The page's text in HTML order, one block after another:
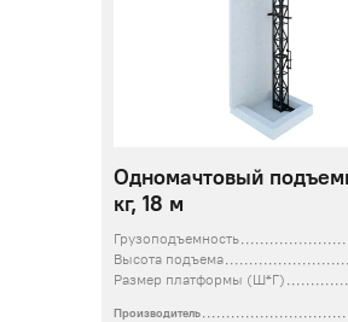
Одномачтовый
кг, 18 м
Грузоподъемность
Высота подъема
Размер платформы (Ш*Г)
Производитель